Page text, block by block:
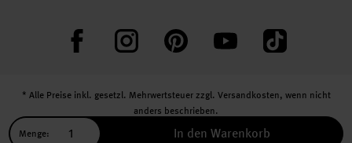
Menge: In den Warenkorb
FacebookInstagram PinterestYouTube TikTok
* Alle Preise inkl. gesetzl. Mehrwertsteuer zzgl. Versandkosten, wenn nicht
anders beschrieben.
** Jede:r Abonnent:in erhält bei erstmaliger Anmeldung für unseren Newsletter